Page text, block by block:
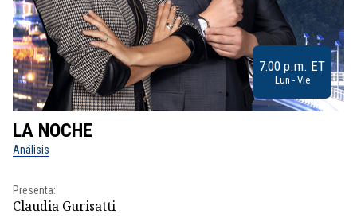
7:00 p.m. ET
Lun - Vie
LA NOCHE
Análisis
Presenta:
Claudia Gurisatti